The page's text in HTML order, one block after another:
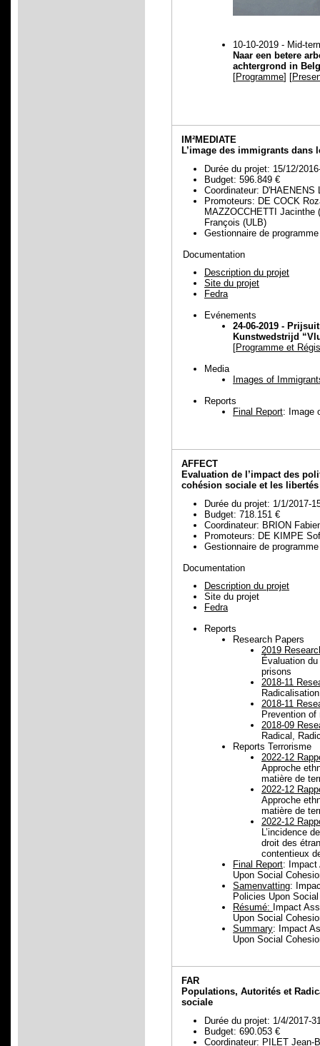
10-10-2019 - Mid-
Naar een betere
achtergrond in
[Programme] [
IM²MEDIATE
L’image des immigrants dans
Durée du projet: 15/12/
Budget: 596.849 €
Coordinateur: D'HAENENS
Promoteurs: DE COCK
MAZZOCCHETTI Jacinthe
François (ULB)
Gestionnaire de
Documentation
Description du projet
Site du projet
Fedra
Evénements
24-06-2019 -
Kunstwedstrijd
[Programme et
Media
Images of
Reports
Final Report: Image
AFFECT
Evaluation de l’impact des
cohésion sociale et les libertés
Durée du projet: 1/1/2017-
Budget: 718.151 €
Coordinateur: BRION
Promoteurs: DE KIMPE
Gestionnaire de
Documentation
Description du projet
Site du projet
Fedra
Reports
Research Papers
2019
Évaluation
prisons
2018-11
2018-11
Prevention
2018-09
Radical,
Reports Terrorisme
2022-12
Approche
matière de
2022-12
Approche
matière de
2022-12
L’incidence
droit des
contentieux
Final Report: Impact
Upon Social
Samenvatting:
Policies Upon
Résumé: Impact
Upon Social
Summary: Impact
Upon Social
FAR
Populations, Autorités et
sociale
Durée du projet: 1/4/2017-
Budget: 690.053 €
Coordinateur: PILET Jean-